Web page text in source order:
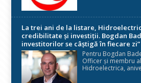
La trei ani de la listare,
credibilitate și investiții. Bogdan
investitorilor se câștigă în fiecare zi”
Pentru Bogdan
Officer și membru
Hidroelectrica,